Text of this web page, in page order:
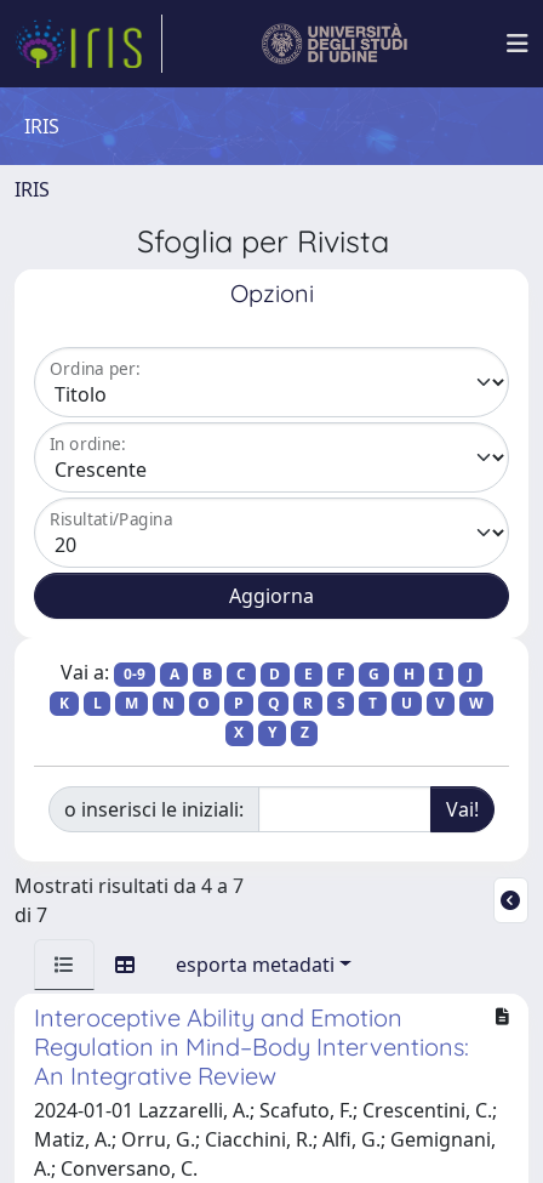
IRIS
IRIS
Sfoglia per Rivista
Opzioni
Ordina per:
In ordine:
Risultati/Pagina
Vai a: 0-9 A B C D E F G H I
J
K
L M N O P Q R S T U V
W
X
Y Z
o inserisci le iniziali:
Mostrati risultati da 4 a 7
di 7
esporta metadati
Interoceptive Ability and Emotion
Regulation in Mind–Body Interventions:
An Integrative Review
2024-01-01 Lazzarelli, A.; Scafuto, F.; Crescentini, C.;
Matiz, A.; Orru, G.; Ciacchini, R.; Alfi, G.; Gemignani,
A.; Conversano, C.